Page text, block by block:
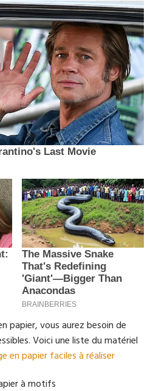
papier, vous aurez besoin de
Voici une liste du matériel
en papier faciles à réaliser
à motifs